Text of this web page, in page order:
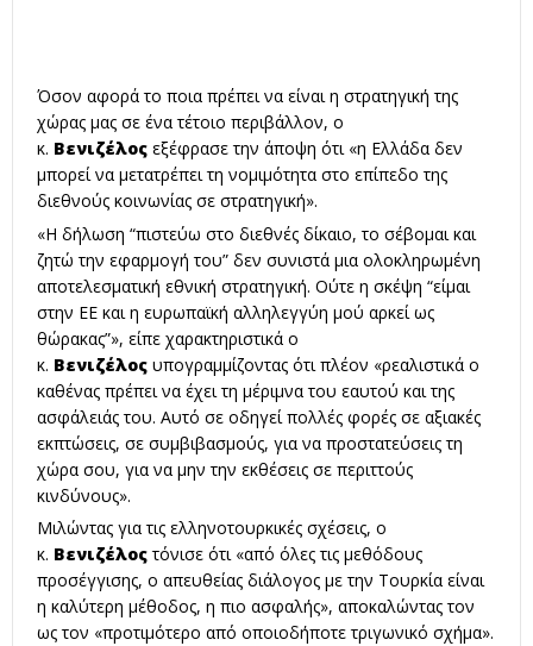
Όσον αφορά το ποια πρέπει να είναι η στρατηγική της
χώρας μας σε ένα τέτοιο περιβάλλον, ο
κ. Βενιζέλος εξέφρασε την άποψη ότι «η Ελλάδα δεν
μπορεί να μετατρέπει τη νομιμότητα στο επίπεδο της
διεθνούς κοινωνίας σε στρατηγική».
«Η δήλωση “πιστεύω στο διεθνές δίκαιο, το σέβομαι και
ζητώ την εφαρμογή του” δεν συνιστά μια ολοκληρωμένη
αποτελεσματική εθνική στρατηγική. Ούτε η σκέψη “είμαι
στην ΕΕ και η ευρωπαϊκή αλληλεγγύη μού αρκεί ως
θώρακας”», είπε χαρακτηριστικά ο
κ. Βενιζέλος υπογραμμίζοντας ότι πλέον «ρεαλιστικά ο
καθένας πρέπει να έχει τη μέριμνα του εαυτού και της
ασφάλειάς του. Αυτό σε οδηγεί πολλές φορές σε αξιακές
εκπτώσεις, σε συμβιβασμούς, για να προστατεύσεις τη
χώρα σου, για να μην την εκθέσεις σε περιττούς
κινδύνους».
Μιλώντας για τις ελληνοτουρκικές σχέσεις, ο
κ. Βενιζέλοςτόνισε ότι «από όλες τις μεθόδους
προσέγγισης, ο απευθείας διάλογος με την Τουρκία είναι
η καλύτερη μέθοδος, η πιο ασφαλής», αποκαλώντας τον
ως τον «προτιμότερο από οποιοδήποτε τριγωνικό σχήμα».